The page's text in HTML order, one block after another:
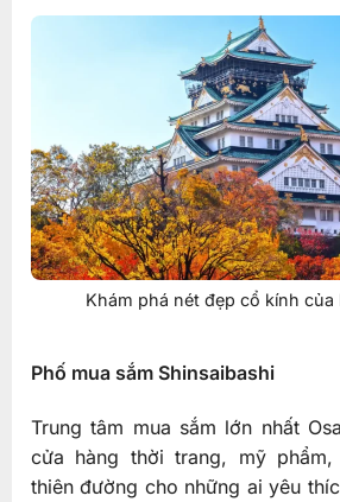
Khám phá nét đẹp cổ kính của
Phố mua sắm Shinsaibashi
Trung tâm mua sắm lớn nhất
cửa hàng thời trang, mỹ
thiên đường cho những ai yêu